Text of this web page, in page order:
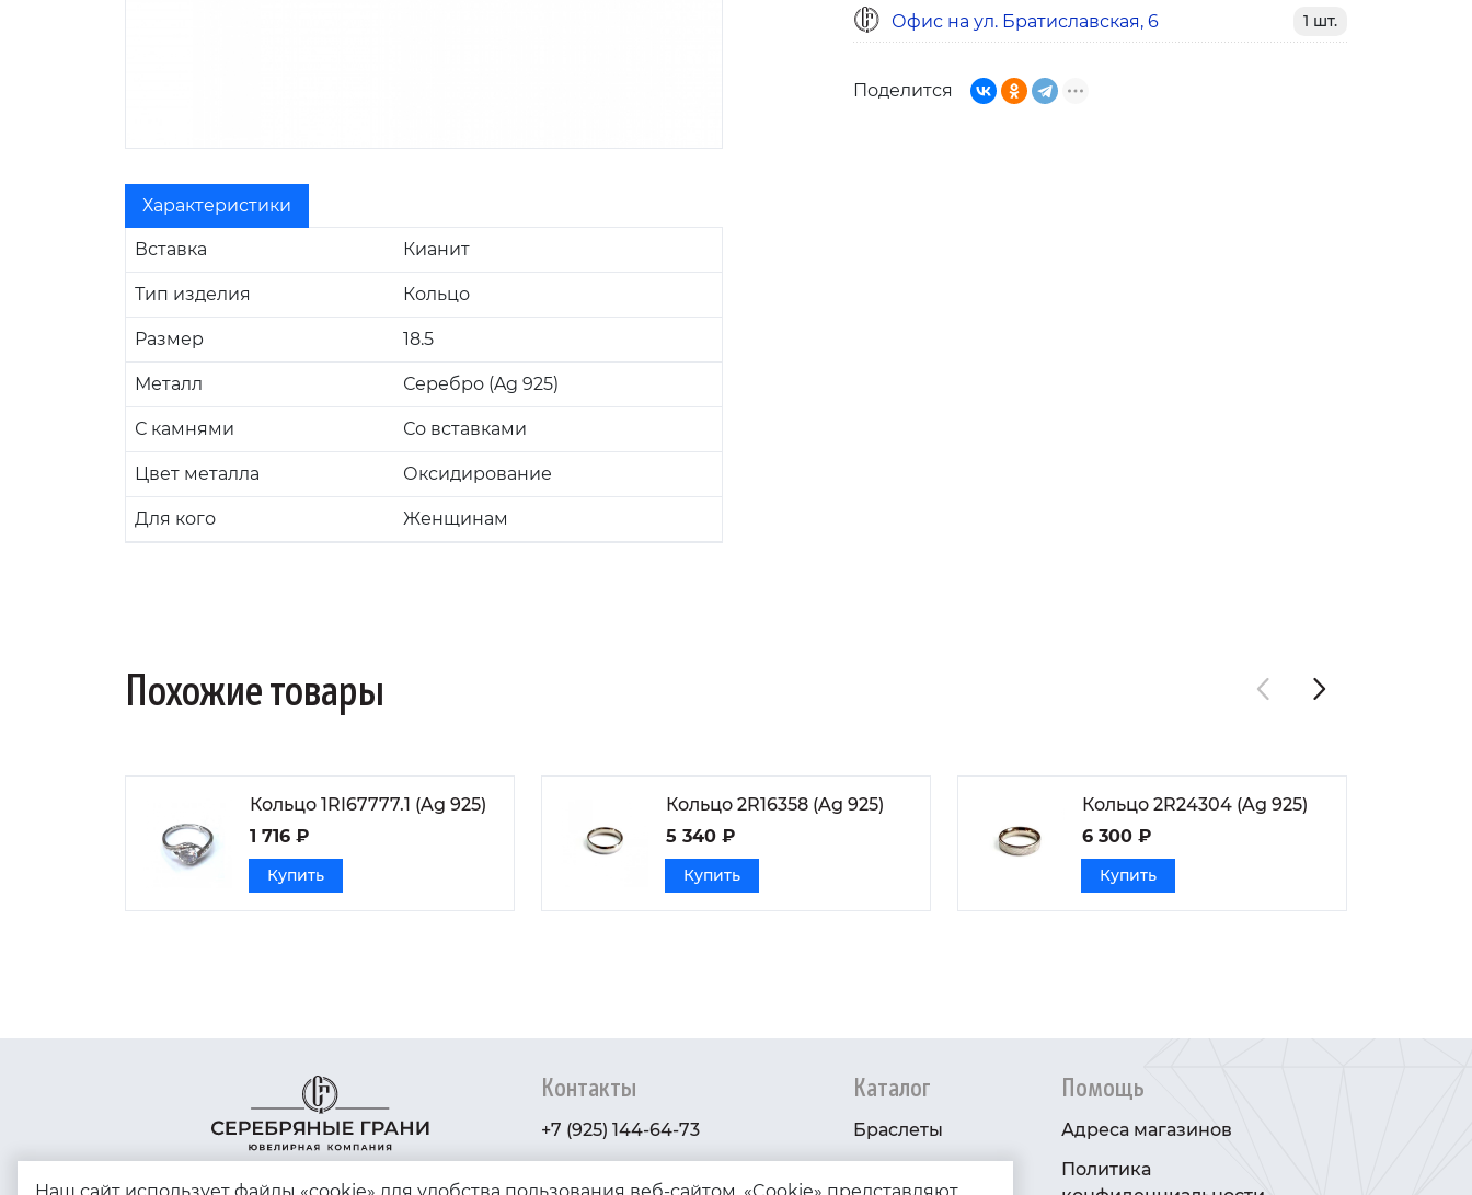
Характеристики
Вставка Кианит
Тип изделия Кольцо
Размер 18.5
Металл Серебро (Ag 925)
С камнями Со вставками
Цвет металла Оксидирование
Для кого Женщинам
Офис на ул. Братиславская, 6 1 шт.
Поделится
Похожие товары
Кольцо 1RI67777.1 (Ag 925)
1 716 ₽
Купить
Кольцо 2R16358 (Ag 925)
5 340 ₽
Купить
Кольцо 2R24304 (Ag 925)
6 300 ₽
Купить
Контакты
+7 (925) 144-64-73
Каталог
Браслеты
Помощь
Адреса магазинов
Политика